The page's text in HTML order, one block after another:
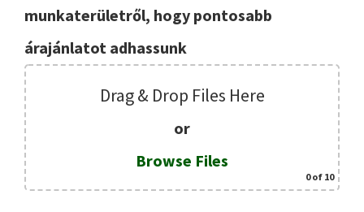
munkaterületről, hogy pontosabb
árajánlatot adhassunk
Drag & Drop Files Here
or
Browse Files
0of 10